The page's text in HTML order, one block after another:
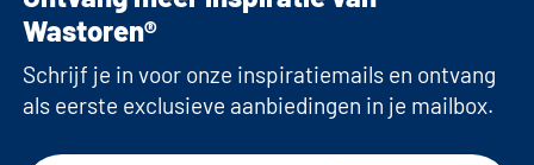
Wastoren®
Schrijf je in voor onze inspiratiemails en ontvang
als eerste exclusieve aanbiedingen in je mailbox.